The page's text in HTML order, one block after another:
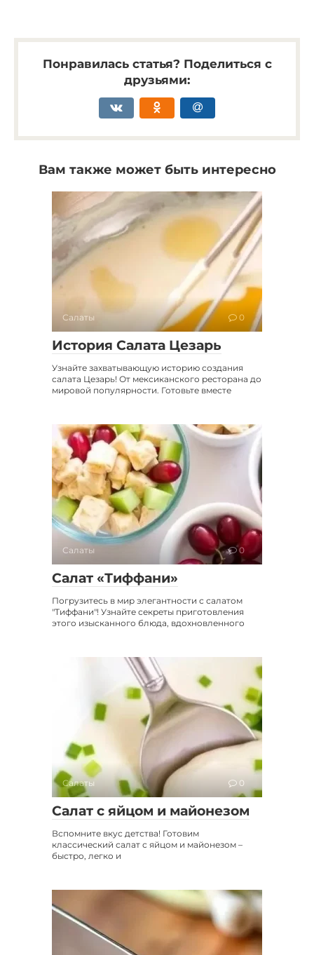
Понравилась статья? Поделиться с
друзьями:
Вам также может быть интересно
Салаты 0
История Салата Цезарь
Узнайте захватывающую историю создания
салата Цезарь! От мексиканского ресторана до
мировой популярности. Готовьте вместе
Салаты 0
Салат «Тиффани»
Погрузитесь в мир элегантности с салатом
"Тиффани"! Узнайте секреты приготовления
этого изысканного блюда, вдохновленного
Салаты 0
Салат с яйцом и майонезом
Вспомните вкус детства! Готовим
классический салат с яйцом и майонезом –
быстро, легко и